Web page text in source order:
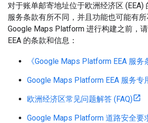
对于账单邮寄地址位于欧洲经济区 (EEA)
服务条款有所不同，并且功能也可能有
Google Maps Platform 进行构建之前，
EEA 的条款和信息：
《Google Maps Platform EEA 服务
Google Maps Platform EEA 服务专
欧洲经济区常见问题解答 (FAQ)
Google Maps Platform 道路安全要